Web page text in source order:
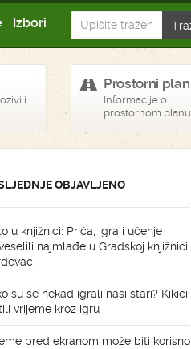
Izbori
i
Prostorni plan
Informacije o
prostornom planu
OBJAVLJENO
u knjižnici: Priča, igra i učenje
najmlađe u Gradskoj knjižnici
su se nekad igrali naši stari? Kikići
vrijeme kroz igru
pred ekranom može biti korisno